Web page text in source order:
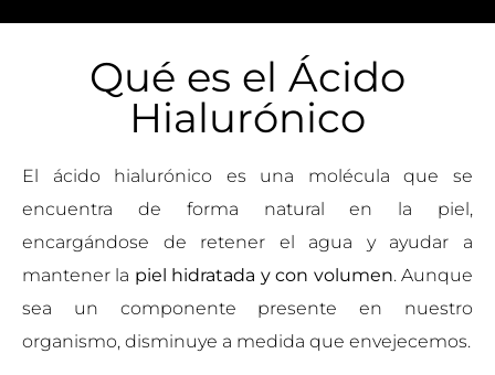
Qué es el Ácido
Hialurónico
El ácido hialurónico es una molécula que se
encuentra de forma natural en la piel,
encargándose de retener el agua y ayudar a
mantener la piel hidratada y con volumen. Aunque
sea un componente presente en nuestro
organismo, disminuye a medida que envejecemos.